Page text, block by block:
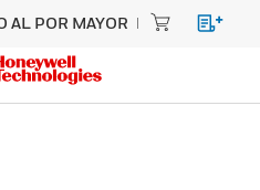
AL POR MAYOR